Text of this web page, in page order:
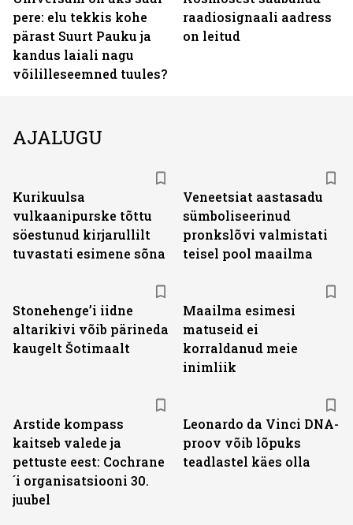
pere: elu tekkis kohe
pärast Suurt Pauku ja
kandus laiali nagu
võililleseemned tuules?
raadiosignaali aadress
on leitud
AJALUGU
Kurikuulsa
vulkaanipurske tõttu
söestunud kirjarullilt
tuvastati esimene sõna
Veneetsiat aastasadu
sümboliseerinud
pronkslõvi valmistati
teisel pool maailma
Stonehenge’i iidne
altarikivi võib pärineda
kaugelt Šotimaalt
Maailma esimesi
matuseid ei
korraldanud meie
inimliik
Arstide kompass
kaitseb valede ja
pettuste eest: Cochrane
´i organisatsiooni 30.
juubel
Leonardo da Vinci DNA-
proov võib lõpuks
teadlastel käes olla